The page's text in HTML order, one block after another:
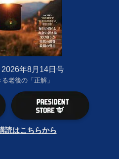
年8月14日号
老後の「正解」
読はこちらから